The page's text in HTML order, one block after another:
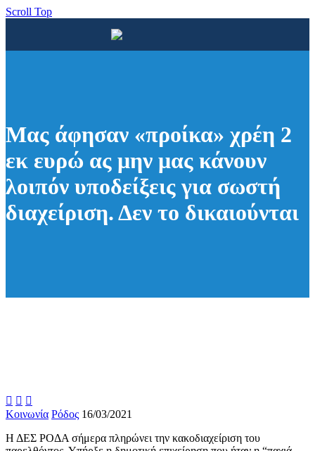
Scroll Top
Μας άφησαν «προίκα» χρέη 2
εκ ευρώ ας μην μας κάνουν
λοιπόν υποδείξεις για σωστή
διαχείριση. Δεν το δικαιούνται
  
Κοινωνία Ρόδος 16/03/2021
Η ΔΕΣ ΡΟΔΑ σήμερα πληρώνει την κακοδιαχείριση του